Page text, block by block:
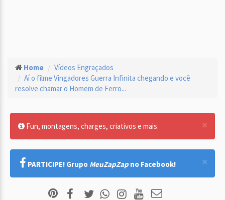
Home
Vídeos Engraçados
Aí o filme Vingadores Guerra Infinita chegando e você
resolve chamar o Homem de Ferro...
×
Fun, montagens, charges, criativos e mais.
×
PARTICIPE! Grupo MeuZapZap no Facebook!